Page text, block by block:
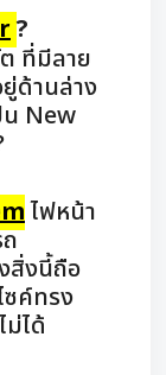
?
ที่มีลาย
ด้านล่าง
น New
ไฟหน้า
สิ่งนี้ถือ
ซค์ทรง
ม่ได้